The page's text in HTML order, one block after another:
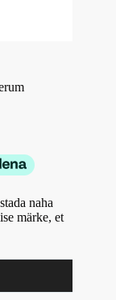
naha
märke, et